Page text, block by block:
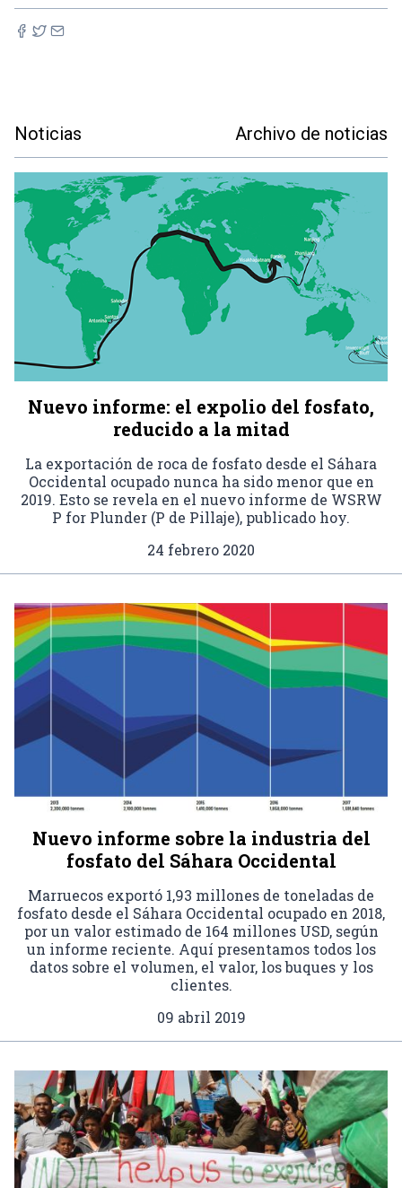
Noticias Archivo de noticias
Nuevo informe: el expolio del fosfato,
reducido a la mitad
La exportación de roca de fosfato desde el Sáhara
Occidental ocupado nunca ha sido menor que en
2019. Esto se revela en el nuevo informe de WSRW
P for Plunder (P de Pillaje), publicado hoy.
24 febrero 2020
Nuevo informe sobre la industria del
fosfato del Sáhara Occidental
Marruecos exportó 1,93 millones de toneladas de
fosfato desde el Sáhara Occidental ocupado en 2018,
por un valor estimado de 164 millones USD, según
un informe reciente. Aquí presentamos todos los
datos sobre el volumen, el valor, los buques y los
clientes.
09 abril 2019